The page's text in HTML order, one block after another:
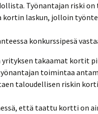
Työnantajan riski
kortin laskun, jolloin
konkurssipesä
yrityksen takaamat kortit
toimintaa
taloudellisen riskin
että taattu kortti on